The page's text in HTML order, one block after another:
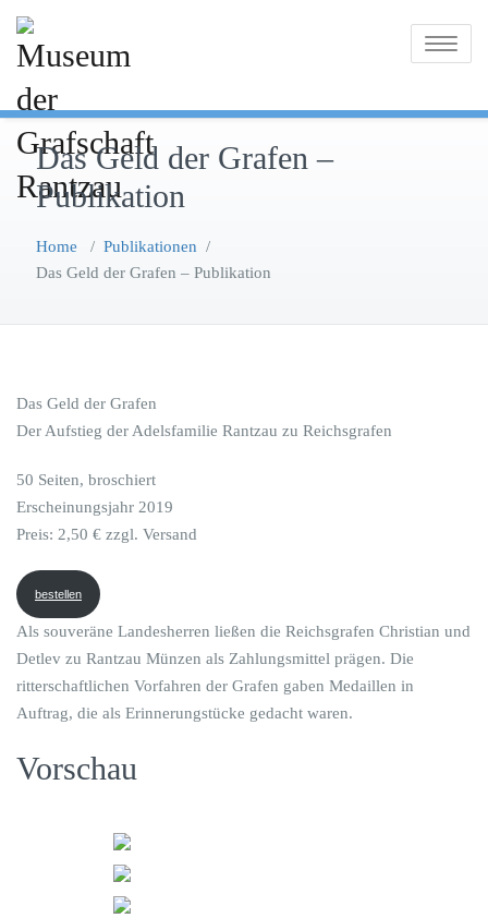
content
Toggle
Das Geld der Grafen –
Publikation
Home / Publikationen /
Das Geld der Grafen – Publikation
Das Geld der Grafen
Der Aufstieg der Adelsfamilie Rantzau zu Reichsgrafen
50 Seiten, broschiert
Erscheinungsjahr 2019
Preis: 2,50 € zzgl. Versand
bestellen
Als souveräne Landesherren ließen die Reichsgrafen Christian und
Detlev zu Rantzau Münzen als Zahlungsmittel prägen. Die
ritterschaftlichen Vorfahren der Grafen gaben Medaillen in
Auftrag, die als Erinnerungstücke gedacht waren.
Vorschau